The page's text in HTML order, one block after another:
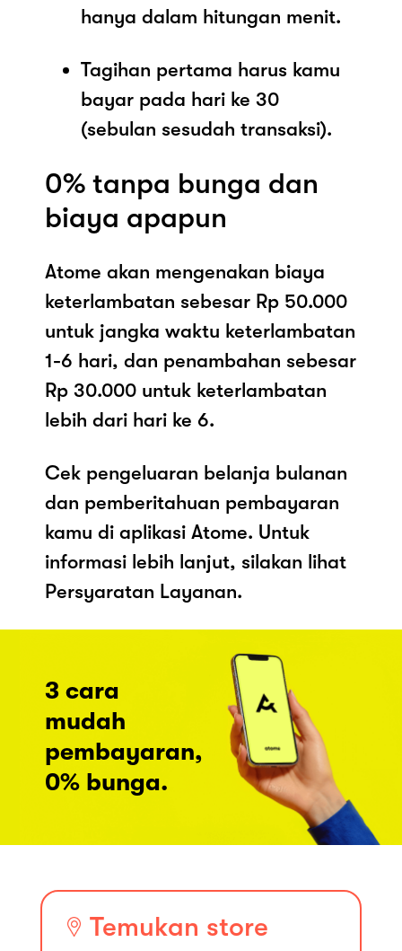
hanya dalam hitungan menit.
Tagihan pertama harus kamu
bayar pada hari ke 30
(sebulan sesudah transaksi).
0% tanpa bunga dan
biaya apapun
Atome akan mengenakan biaya
keterlambatan sebesar Rp 50.000
untuk jangka waktu keterlambatan
1-6 hari, dan penambahan sebesar
Rp 30.000 untuk keterlambatan
lebih dari hari ke 6.
Cek pengeluaran belanja bulanan
dan pemberitahuan pembayaran
kamu di aplikasi Atome. Untuk
informasi lebih lanjut, silakan lihat
Persyaratan Layanan.
3 cara
mudah
pembayaran,
0% bunga.
Temukan store